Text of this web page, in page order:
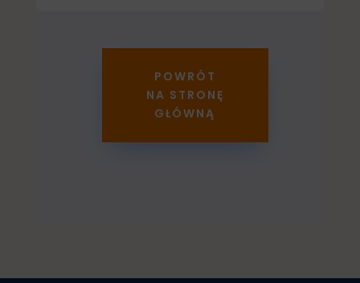
POWRÓT
NA STRONĘ
GŁÓWNĄ